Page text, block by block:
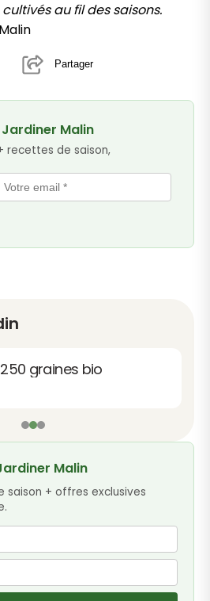
au fil des saisons.
Partager
Malin
recettes de saison,
graines bio
Malin
saison + offres exclusives